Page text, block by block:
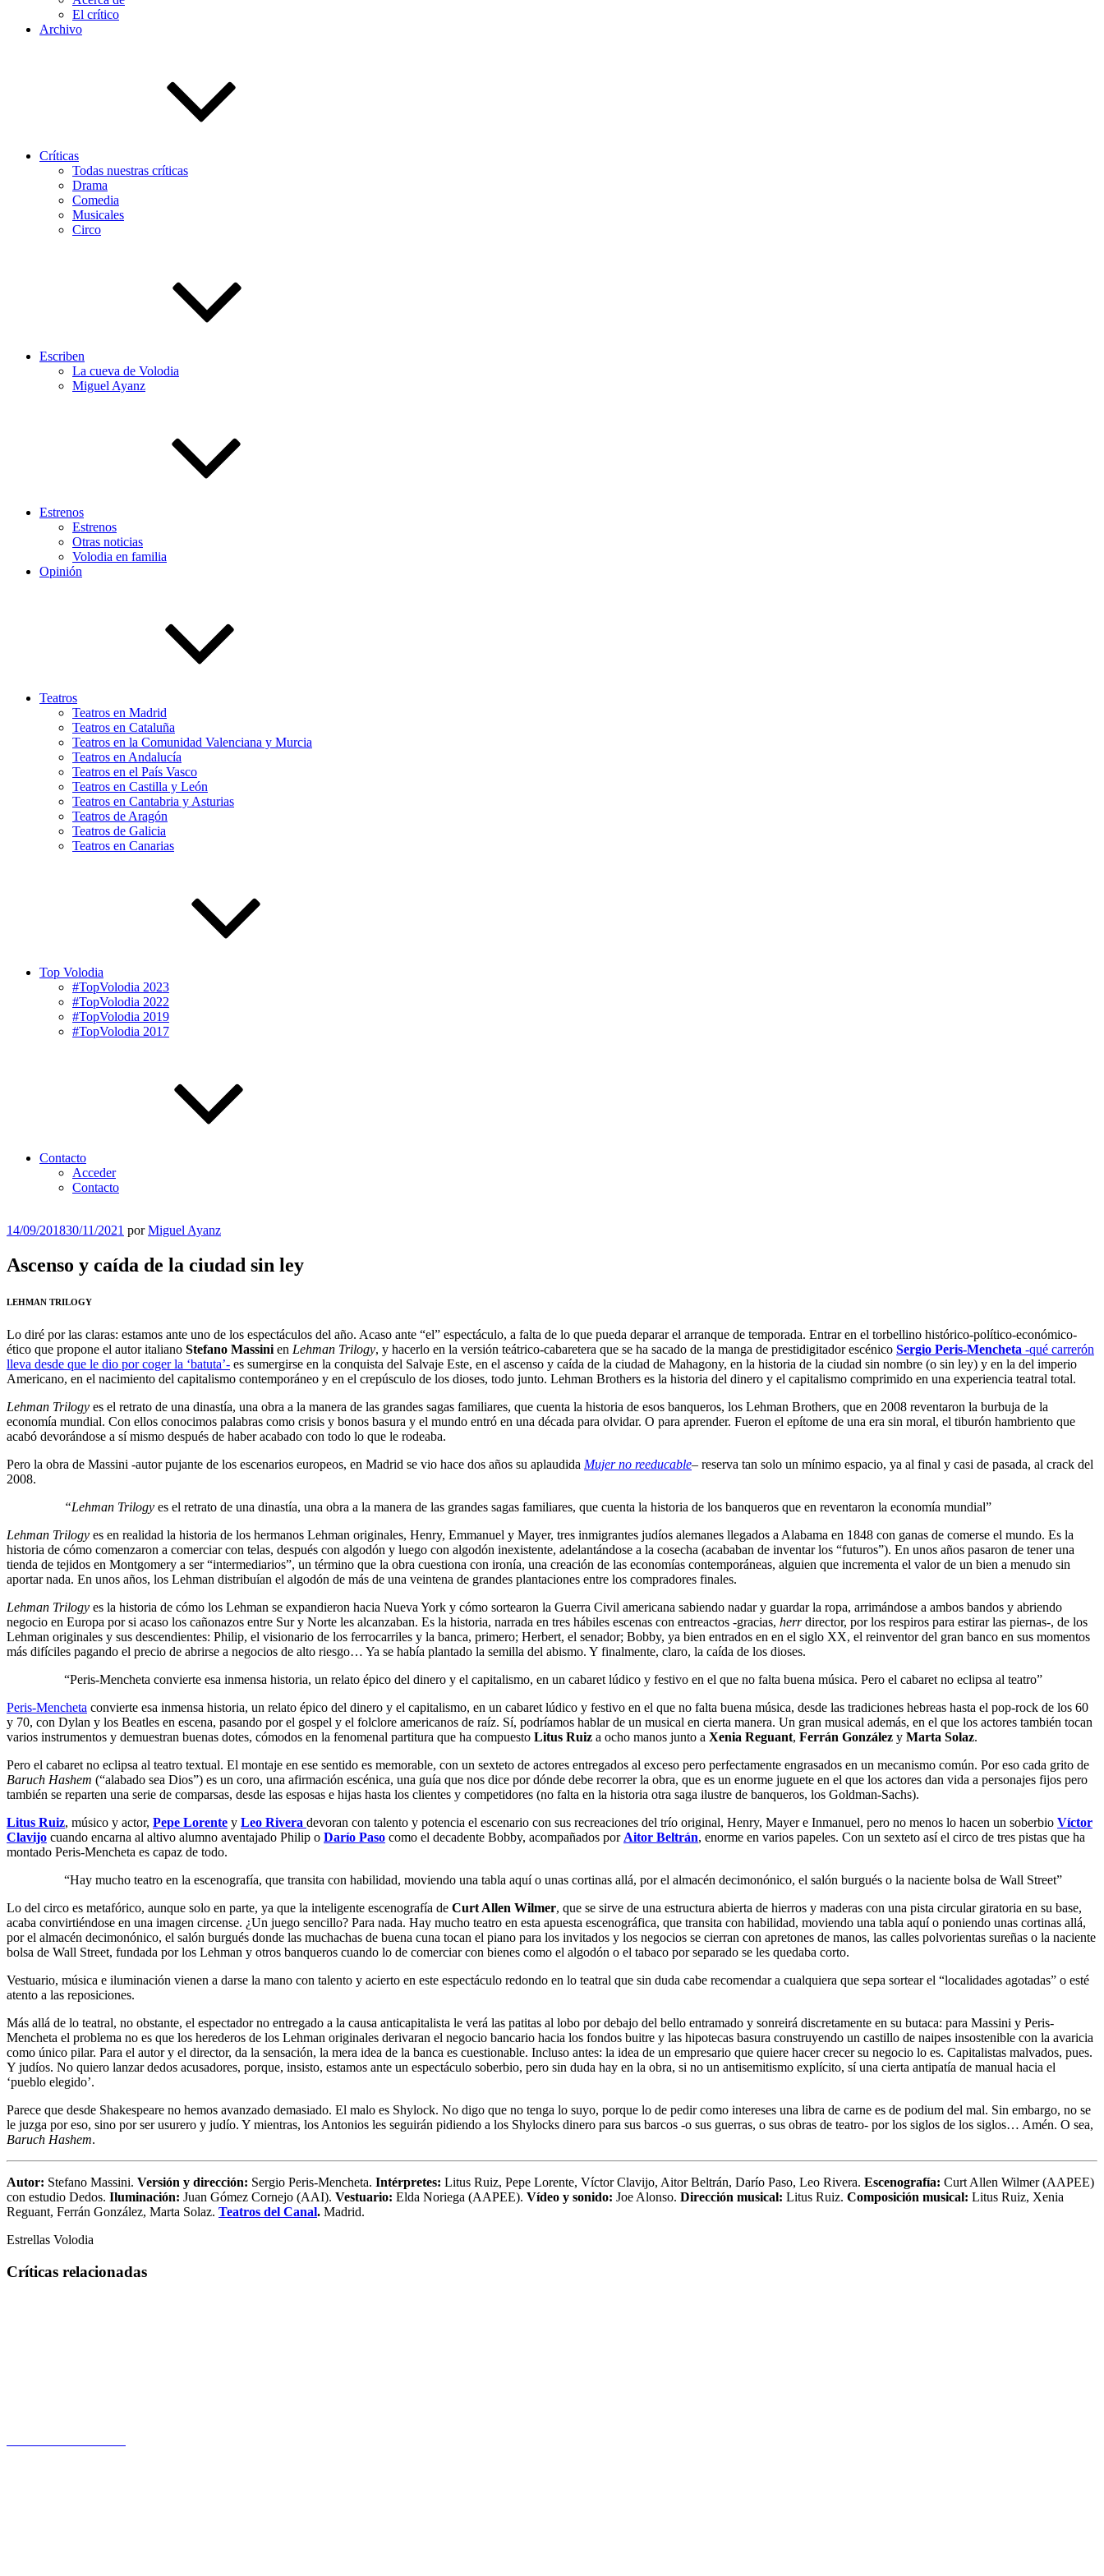
El crítico
Archivo
Críticas
Todas nuestras críticas
Drama
Comedia
Musicales
Circo
Escriben
La cueva de Volodia
Miguel Ayanz
Estrenos
Estrenos
Otras noticias
Volodia en familia
Opinión
Teatros
Teatros en Madrid
Teatros en Cataluña
Teatros en la Comunidad Valenciana y Murcia
Teatros en Andalucía
Teatros en el País Vasco
Teatros en Castilla y León
Teatros en Cantabria y Asturias
Teatros de Aragón
Teatros de Galicia
Teatros en Canarias
Top Volodia
#TopVolodia 2023
#TopVolodia 2022
#TopVolodia 2019
#TopVolodia 2017
Contacto
Acceder
Contacto
Publicado
14/09/201830/11/2021 porMiguel Ayanz
Ascenso y caída de la ciudad sin ley
LEHMAN TRILOGY
Lo diré por las claras: estamos ante uno de los espectáculos del año. Acaso ante “el” espectáculo, a falta de lo que pueda deparar el arranque de temporada. Entrar en el torbellino histórico-político-económico-
ético que propone el autor italiano Stefano Massini en Lehman Trilogy, y hacerlo en la versión teátrico-cabaretera que se ha sacado de la manga de prestidigitador escénico Sergio Peris-Mencheta -qué carrerón
lleva desde que le dio por coger la ‘batuta’- es sumergirse en la conquista del Salvaje Este, en el ascenso y caída de la ciudad de Mahagony, en la historia de la ciudad sin nombre (o sin ley) y en la del imperio
Americano, en el nacimiento del capitalismo contemporáneo y en el crepúsculo de los dioses, todo junto. Lehman Brothers es la historia del dinero y el capitalismo comprimido en una experiencia teatral total.
Lehman Trilogy es el retrato de una dinastía, una obra a la manera de las grandes sagas familiares, que cuenta la historia de esos banqueros, los Lehman Brothers, que en 2008 reventaron la burbuja de la
economía mundial. Con ellos conocimos palabras como crisis y bonos basura y el mundo entró en una década para olvidar. O para aprender. Fueron el epítome de una era sin moral, el tiburón hambriento que
acabó devorándose a sí mismo después de haber acabado con todo lo que le rodeaba.
Pero la obra de Massini -autor pujante de los escenarios europeos, en Madrid se vio hace dos años su aplaudida Mujer no reeducable– reserva tan solo un mínimo espacio, ya al final y casi de pasada, al crack del
2008.
“Lehman Trilogy es el retrato de una dinastía, una obra a la manera de las grandes sagas familiares, que cuenta la historia de los banqueros que en reventaron la economía mundial”
Lehman Trilogy es en realidad la historia de los hermanos Lehman originales, Henry, Emmanuel y Mayer, tres inmigrantes judíos alemanes llegados a Alabama en 1848 con ganas de comerse el mundo. Es la
historia de cómo comenzaron a comerciar con telas, después con algodón y luego con algodón inexistente, adelantándose a la cosecha (acababan de inventar los “futuros”). En unos años pasaron de tener una
tienda de tejidos en Montgomery a ser “intermediarios”, un término que la obra cuestiona con ironía, una creación de las economías contemporáneas, alguien que incrementa el valor de un bien a menudo sin
aportar nada. En unos años, los Lehman distribuían el algodón de más de una veintena de grandes plantaciones entre los compradores finales.
Lehman Trilogy es la historia de cómo los Lehman se expandieron hacia Nueva York y cómo sortearon la Guerra Civil americana sabiendo nadar y guardar la ropa, arrimándose a ambos bandos y abriendo
negocio en Europa por si acaso los cañonazos entre Sur y Norte les alcanzaban. Es la historia, narrada en tres hábiles escenas con entreactos -gracias, herrdirector, por los respiros para estirar las piernas-, de los
Lehman originales y sus descendientes: Philip, el visionario de los ferrocarriles y la banca, primero; Herbert, el senador; Bobby, ya bien entrados en en el siglo XX, el reinventor del gran banco en sus momentos
más difíciles pagando el precio de abrirse a negocios de alto riesgo… Ya se había plantado la semilla del abismo. Y finalmente, claro, la caída de los dioses.
“Peris-Mencheta convierte esa inmensa historia, un relato épico del dinero y el capitalismo, en un cabaret lúdico y festivo en el que no falta buena música. Pero el cabaret no eclipsa al teatro”
Peris-Mencheta convierte esa inmensa historia, un relato épico del dinero y el capitalismo, en un cabaret lúdico y festivo en el que no falta buena música, desde las tradiciones hebreas hasta el pop-rock de los 60
y 70, con Dylan y los Beatles en escena, pasando por el gospel y el folclore americanos de raíz. Sí, podríamos hablar de un musical en cierta manera. Un gran musical además, en el que los actores también tocan
varios instrumentos y demuestran buenas dotes, cómodos en la fenomenal partitura que ha compuesto Litus Ruiz a ocho manos junto a Xenia Reguant, Ferrán González y Marta Solaz.
Pero el cabaret no eclipsa al teatro textual. El montaje en ese sentido es memorable, con un sexteto de actores entregados al exceso pero perfectamente engrasados en un mecanismo común. Por eso cada grito de
Baruch Hashem (“alabado sea Dios”) es un coro, una afirmación escénica, una guía que nos dice por dónde debe recorrer la obra, que es un enorme juguete en el que los actores dan vida a personajes fijos pero
también se reparten una serie de comparsas, desde las esposas e hijas hasta los clientes y competidores (no falta en la historia otra saga ilustre de banqueros, los Goldman-Sachs).
Litus Ruiz, músico y actor, Pepe Lorente y Leo Rivera devoran con talento y potencia el escenario con sus recreaciones del trío original, Henry, Mayer e Inmanuel, pero no menos lo hacen un soberbio Víctor
Clavijo cuando encarna al altivo alumno aventajado Philip o Darío Paso como el decadente Bobby, acompañados por Aitor Beltrán, enorme en varios papeles. Con un sexteto así el circo de tres pistas que ha
montado Peris-Mencheta es capaz de todo.
“Hay mucho teatro en la escenografía, que transita con habilidad, moviendo una tabla aquí o unas cortinas allá, por el almacén decimonónico, el salón burgués o la naciente bolsa de Wall Street”
Lo del circo es metafórico, aunque solo en parte, ya que la inteligente escenografía de Curt Allen Wilmer, que se sirve de una estructura abierta de hierros y maderas con una pista circular giratoria en su base,
acaba convirtiéndose en una imagen circense. ¿Un juego sencillo? Para nada. Hay mucho teatro en esta apuesta escenográfica, que transita con habilidad, moviendo una tabla aquí o poniendo unas cortinas allá,
por el almacén decimonónico, el salón burgués donde las muchachas de buena cuna tocan el piano para los invitados y los negocios se cierran con apretones de manos, las calles polvorientas sureñas o la naciente
bolsa de Wall Street, fundada por los Lehman y otros banqueros cuando lo de comerciar con bienes como el algodón o el tabaco por separado se les quedaba corto.
Vestuario, música e iluminación vienen a darse la mano con talento y acierto en este espectáculo redondo en lo teatral que sin duda cabe recomendar a cualquiera que sepa sortear el “localidades agotadas” o esté
atento a las reposiciones.
Más allá de lo teatral, no obstante, el espectador no entregado a la causa anticapitalista le verá las patitas al lobo por debajo del bello entramado y sonreirá discretamente en su butaca: para Massini y Peris-
Mencheta el problema no es que los herederos de los Lehman originales derivaran el negocio bancario hacia los fondos buitre y las hipotecas basura construyendo un castillo de naipes insostenible con la avaricia
como único pilar. Para el autor y el director, da la sensación, la mera idea de la banca es cuestionable. Incluso antes: la idea de un empresario que quiere hacer crecer su negocio lo es. Capitalistas malvados, pues.
Y judíos. No quiero lanzar dedos acusadores, porque, insisto, estamos ante un espectáculo soberbio, pero sin duda hay en la obra, si no un antisemitismo explícito, sí una cierta antipatía de manual hacia el
‘pueblo elegido’.
Parece que desde Shakespeare no hemos avanzado demasiado. El malo es Shylock. No digo que no tenga lo suyo, porque lo de pedir como intereses una libra de carne es de podium del mal. Sin embargo, no se
le juzga por eso, sino por ser usurero y judío. Y mientras, los Antonios les seguirán pidiendo a los Shylocks dinero para sus barcos -o sus guerras, o sus obras de teatro- por los siglos de los siglos… Amén. O sea,
Baruch Hashem.
Autor: Stefano Massini. Versión y dirección: Sergio Peris-Mencheta. Intérpretes: Litus Ruiz, Pepe Lorente, Víctor Clavijo, Aitor Beltrán, Darío Paso, Leo Rivera. Escenografía: Curt Allen Wilmer (AAPEE)
con estudio Dedos. Iluminación: Juan Gómez Cornejo (AAI). Vestuario: Elda Noriega (AAPEE). Vídeo y sonido: Joe Alonso. Dirección musical: Litus Ruiz. Composición musical: Litus Ruiz, Xenia
Reguant, Ferrán González, Marta Solaz. Teatros del Canal. Madrid.
Estrellas Volodia
Críticas relacionadas